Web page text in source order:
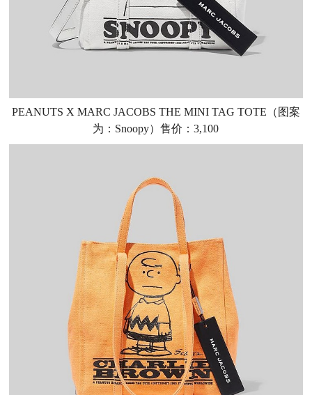
PEANUTS X MARC JACOBS THE MINI TAG TOTE（图案
为：Snoopy）售价：3,100